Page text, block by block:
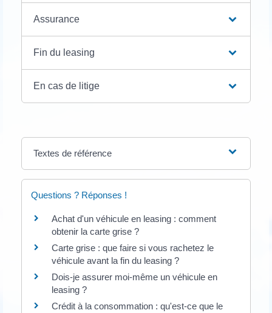
Assurance
Fin du leasing
En cas de litige
Textes de référence
Questions ? Réponses !
Achat d'un véhicule en leasing : comment
obtenir la carte grise ?
Carte grise : que faire si vous rachetez le
véhicule avant la fin du leasing ?
Dois-je assurer moi-même un véhicule en
leasing ?
Crédit à la consommation : qu'est-ce que le